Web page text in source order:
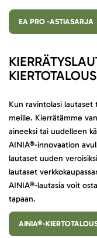
EA PRO -ASTIASARJA
Kun ravintolasi
meille. Kierrätämme
aineeksi tai uudelleen
AINIA®-innovaation
lautaset uuden
lautaset
AINIA®-lautasia voit
tapaan.
AINIA®-